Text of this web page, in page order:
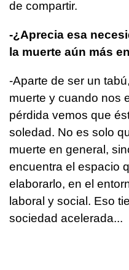
de compartir.
-¿Aprecia esa
la muerte aún más
-Aparte de ser un
muerte y cuando nos
pérdida vemos que
soledad. No es solo
muerte en general,
encuentra el espacio
elaborarlo, en el
laboral y social. Eso
sociedad acelerada...